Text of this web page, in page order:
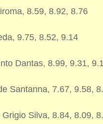
8.59, 8.92, 8.76
9.75, 8.52, 9.14
Dantas, 8.99, 9.31,
Santanna, 7.67, 9.58,
Silva, 8.84, 8.09,